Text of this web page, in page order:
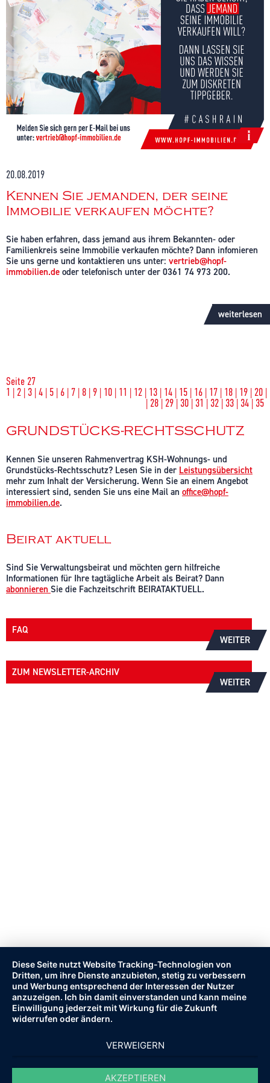
20.08.2019
Kennen Sie jemanden, der seine
Immobilie verkaufen möchte?
Sie haben erfahren, dass jemand aus ihrem Bekannten- oder
Familienkreis seine Immobilie verkaufen möchte? Dann infomieren
Sie uns gerne und kontaktieren uns unter: vertrieb@hopf-
immobilien.de oder telefonisch unter der 0361 74 973 200.
weiterlesen
Seite 27
1 | 2 | 3 |4 | 5 | 6 | 7 | 8 | 9 | 10 | 11 | 12 | 13 | 14 | 15 | 16 | 17 | 18 | 19 | 20 |
| 28| 29| 30| 31 | 32| 33| 34| 35
GRUNDSTÜCKS-RECHTSSCHUTZ
Kennen Sie unseren Rahmenvertrag KSH-Wohnungs- und
Grundstücks-Rechtsschutz? Lesen Sie in der Leistungsübersicht
mehr zum Inhalt der Versicherung. Wenn Sie an einem Angebot
interessiert sind, senden Sie uns eine Mail an office@hopf-
immobilien.de.
Beirat aktuell
Sind Sie Verwaltungsbeirat und möchten gern hilfreiche
Informationen für Ihre tagtägliche Arbeit als Beirat? Dann
abonnieren Sie die Fachzeitschrift BEIRATAKTUELL.
FAQ
WEITER
ZUM NEWSLETTER-ARCHIV
WEITER
Diese Seite nutzt Website Tracking-Technologien von
Dritten, um ihre Dienste anzubieten, stetig zu verbessern
und Werbung entsprechend der Interessen der Nutzer
anzuzeigen. Ich bin damit einverstanden und kann meine
Einwilligung jederzeit mit Wirkung für die Zukunft
widerrufen oder ändern.
VERWEIGERN
AKZEPTIEREN